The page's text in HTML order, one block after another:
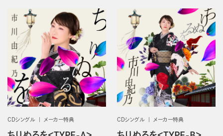
CDシングル メーカー特典 CDシングル メーカー特典